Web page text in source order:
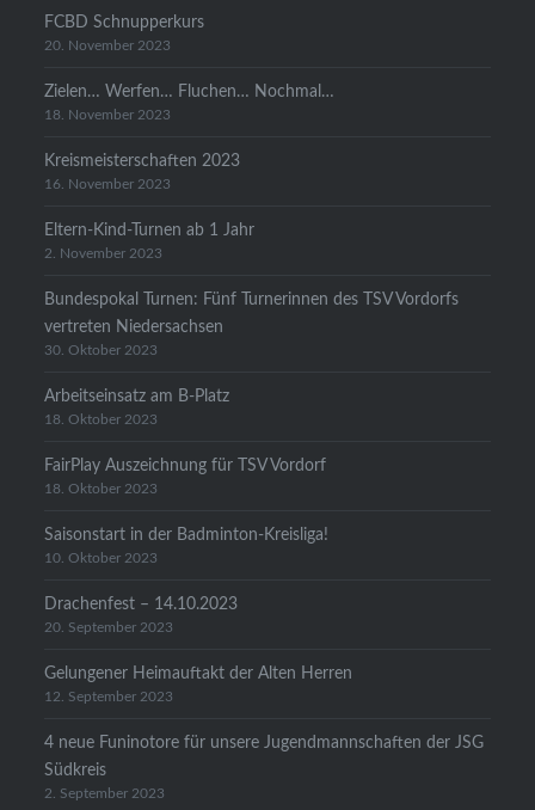
FCBD Schnupperkurs
20. November 2023
Zielen… Werfen… Fluchen… Nochmal…
18. November 2023
Kreismeisterschaften 2023
16. November 2023
Eltern-Kind-Turnen ab 1 Jahr
2. November 2023
Bundespokal Turnen: Fünf Turnerinnen des TSV Vordorfs
vertreten Niedersachsen
30. Oktober 2023
Arbeitseinsatz am B-Platz
18. Oktober 2023
FairPlay Auszeichnung für TSV Vordorf
18. Oktober 2023
Saisonstart in der Badminton-Kreisliga!
10. Oktober 2023
Drachenfest – 14.10.2023
20. September 2023
Gelungener Heimauftakt der Alten Herren
12. September 2023
4 neue Funinotore für unsere Jugendmannschaften der JSG
Südkreis
2. September 2023